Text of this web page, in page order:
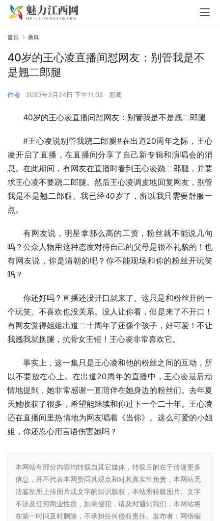
首页 新闻
40岁的王心凌直播间怼网友：别管我是不
是翘二郎腿
作者 2023年2月24日 下午11:02 新闻
40岁的王心凌直播间怼网友：别管我是不是翘二郎腿
#王心凌说别管我跷二郎腿#在出道20周年之际，王心
凌开启了直播，在直播间分享了自己新专辑和演唱会的消
息。在此期间，有网友在直播时看到王心凌跷二郎腿，并要
求王心凌不要跷二郎腿。然后王心凌调皮地回复网友，别管
我是不是翘二郎腿。我已经40岁了，所以我只需要舒服一
点。
有网友说，明星拿那么高的工资，粉丝就不能说几句
吗？公众人物用这种态度对待自己的父母是很不礼貌的！也
有网友说，你是清朝的吧？你不能现场和你的粉丝开玩笑
吗？
你还好吗？直播还没开口就来了。这只是和粉丝开的一
个玩笑。不喜欢也没关系。没人让你看，但是来了不开口！
有网友觉得姐姐出道二十周年了还像个孩子，好可爱！不让
我翘我就换腿，抗骨女王锤！王心凌非常喜欢它。
事实上，这一集只是王心凌和他的粉丝之间的互动，所
以不要放在心上。在出道20周年的直播中，王心凌最后动
情地提到，她非常感谢一直陪伴在她身边的粉丝们。去年夏
天她收获了很多，希望能继续和你过下一个二十年。王心凌
还在直播间里热情地为网友唱着《当你》。这么可爱的小姐
姐，你还忍心用言语伤害她吗？
本网站有部分内容均转载自其它媒体，转载目的在于传递更多
信息，并不代表本网赞同其观点和对其真实性负责，本网站无
法鉴别所上传图片或文字的知识版权，本站所转载图片、文字
不涉及任何商业性质，如果侵犯，请及时通知我们，本网站将
在第一时间及时删除，不承担任何侵权责任。发布者：网络编